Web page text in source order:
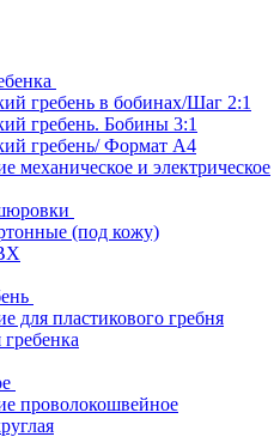
гребень в бобинах/Шаг 2:1
гребень. Бобины 3:1
гребень/ Формат А4
механическое и электрическое
(под кожу)
для пластикового гребня
проволокошвейное